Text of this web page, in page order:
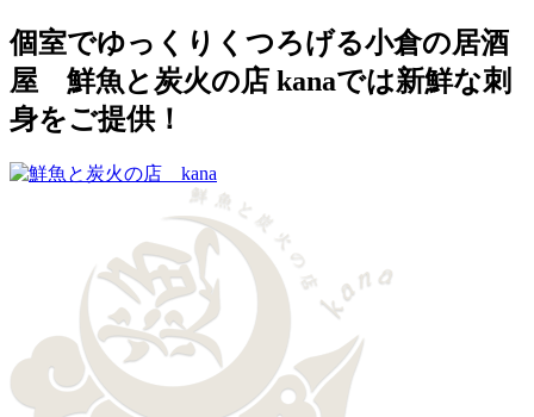
個室でゆっくりくつろげる小倉の居酒
屋 鮮魚と炭火の店 kanaでは新鮮な刺
身をご提供！